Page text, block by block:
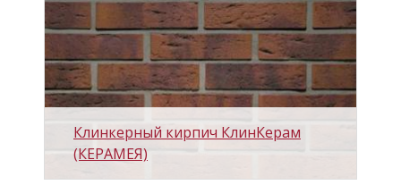
Клинкерный кирпич КлинКерам
(КЕРАМЕЯ)